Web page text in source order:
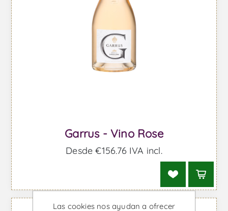
Garrus - Vino Rose
Desde €156,76 IVA incl.
Las cookies nos ayudan a ofrecer